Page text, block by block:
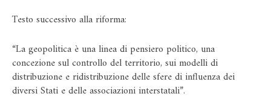
Testo successivo alla riforma:
“La geopolitica è una linea di pensiero politico, una
concezione sul controllo del territorio, sui modelli di
distribuzione e ridistribuzione delle sfere di influenza dei
diversi Stati e delle associazioni interstatali”.